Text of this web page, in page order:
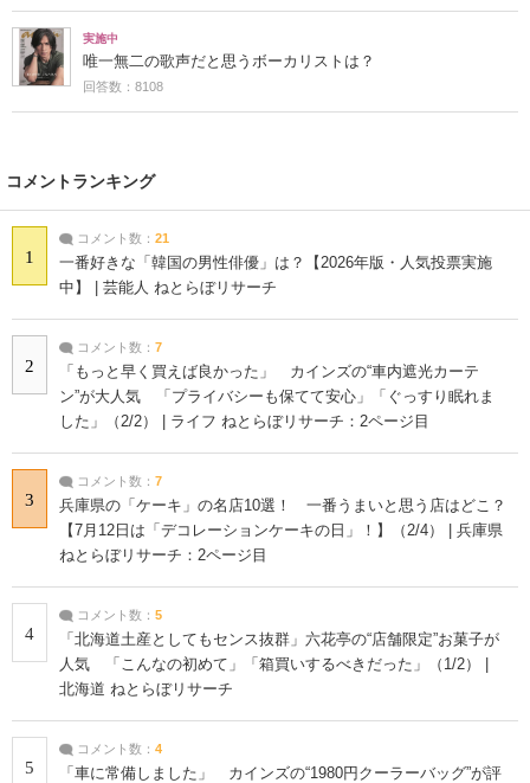
実施中
唯一無二の歌声だと思うボーカリストは？
回答数：8108
コメントランキング
1
コメント数： 21
一番好きな「韓国の男性俳優」は？【2026年版・人気投票実施
中】 | 芸能人 ねとらぼリサーチ
2
コメント数： 7
「もっと早く買えば良かった」 カインズの“車内遮光カーテ
ン”が大人気 「プライバシーも保てて安心」「ぐっすり眠れま
した」（2/2） | ライフ ねとらぼリサーチ：2ページ目
3
コメント数： 7
兵庫県の「ケーキ」の名店10選！ 一番うまいと思う店はどこ？
【7月12日は「デコレーションケーキの日」！】（2/4） | 兵庫県
ねとらぼリサーチ：2ページ目
4
コメント数： 5
「北海道土産としてもセンス抜群」六花亭の“店舗限定”お菓子が
人気 「こんなの初めて」「箱買いするべきだった」（1/2） |
北海道 ねとらぼリサーチ
5
コメント数： 4
「車に常備しました」 カインズの“1980円クーラーバッグ”が評